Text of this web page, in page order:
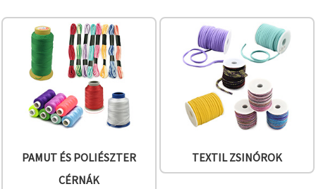
analitikai és
marketingpartnereink
segítségével
Az "Összes
elfogadása"
kattintva
elfogadhatja
az összes
Beállításokban
PAMUT ÉS POLIÉSZTER
CÉRNÁK
TEXTIL ZSINÓROK